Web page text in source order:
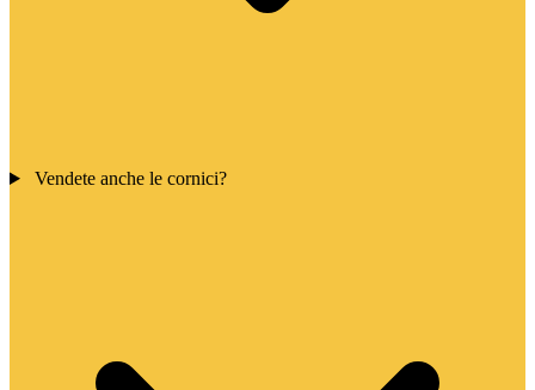
Vendete anche le cornici?